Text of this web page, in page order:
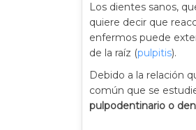
Los dientes sanos,
quiere decir que
enfermos puede
de la raíz (pulpitis).
Debido a la relación
común que se
pulpodentinario o